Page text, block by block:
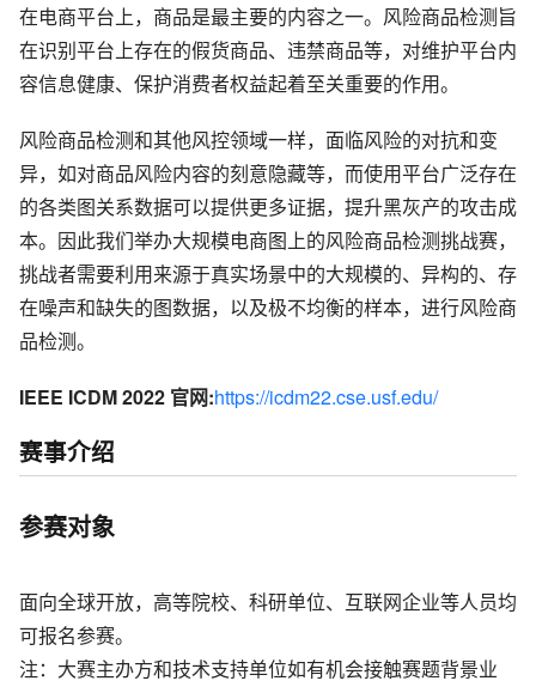
在电商平台上，商品是最主要的内容之一。风险商品检测旨
在识别平台上存在的假货商品、违禁商品等，对维护平台内
容信息健康、保护消费者权益起着至关重要的作用。
风险商品检测和其他风控领域一样，面临风险的对抗和变
异，如对商品风险内容的刻意隐藏等，而使用平台广泛存在
的各类图关系数据可以提供更多证据，提升黑灰产的攻击成
本。因此我们举办大规模电商图上的风险商品检测挑战赛，
挑战者需要利用来源于真实场景中的大规模的、异构的、存
在噪声和缺失的图数据，以及极不均衡的样本，进行风险商
品检测。
IEEE ICDM 2022 官网:https://icdm22.cse.usf.edu/
赛事介绍
参赛对象
面向全球开放，高等院校、科研单位、互联网企业等人员均
可报名参赛。
注：大赛主办方和技术支持单位如有机会接触赛题背景业